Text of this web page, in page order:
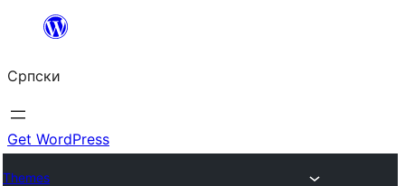
Скочи
садржај
Српски
Get WordPress
Themes